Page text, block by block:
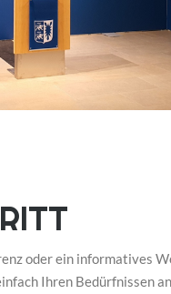
oder ein informatives
Ihren Bedürfnissen